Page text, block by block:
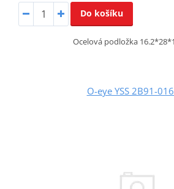
Do košíku
Ocelová podložka
O-eye YSS 2B91-